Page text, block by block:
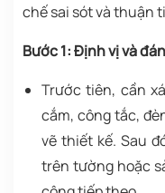
chế sai sót và thuận
Bước 1: Định vị và
Trước tiên, cần
cắm, công tắc,
vẽ thiết kế. Sau
trên tường hoặc